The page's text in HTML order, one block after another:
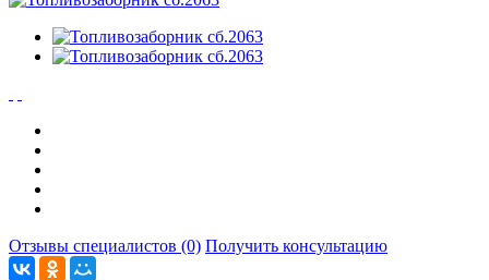
Отзывы специалистов (0) Получить консультацию